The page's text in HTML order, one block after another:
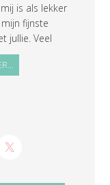
is als lekker
fijnste
jullie. Veel